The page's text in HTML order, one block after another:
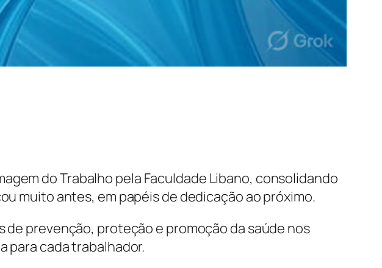
do Trabalho pela Faculdade Libano, consolidando
muito antes, em papéis de dedicação ao próximo.
prevenção, proteção e promoção da saúde nos
para cada trabalhador.